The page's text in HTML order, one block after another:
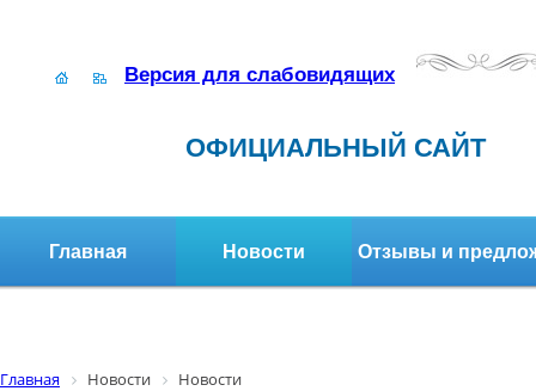
Версия для слабовидящих
ОФИЦИАЛЬНЫЙ САЙТ
Главная Новости Отзывы и
Главная Новости Новости